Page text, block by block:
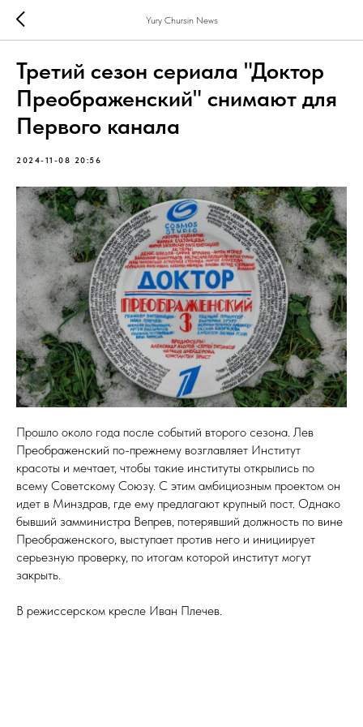
Yury Chursin News
Третий сезон сериала "Доктор
Преображенский" снимают для
Первого канала
2024-11-08 20:56
Прошло около года после событий второго сезона. Лев
Преображенский по-прежнему возглавляет Институт
красоты и мечтает, чтобы такие институты открылись по
всему Советскому Союзу. С этим амбициозным проектом он
идет в Минздрав, где ему предлагают крупный пост. Однако
бывший замминистра Вепрев, потерявший должность по вине
Преображенского, выступает против него и инициирует
серьезную проверку, по итогам которой институт могут
закрыть.
В режиссерском кресле Иван Плечев.